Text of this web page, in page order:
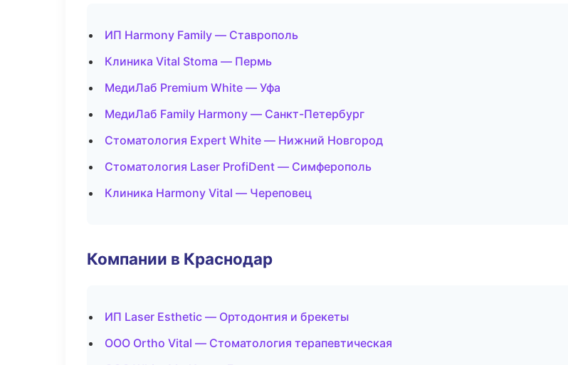
ИП Harmony Family — Ставрополь
Клиника Vital Stoma — Пермь
МедиЛаб Premium White — Уфа
МедиЛаб Family Harmony — Санкт-Петербург
Стоматология Expert White — Нижний Новгород
Стоматология Laser ProfiDent — Симферополь
Клиника Harmony Vital — Череповец
Компании в Краснодар
ИП Laser Esthetic — Ортодонтия и брекеты
ООО Ortho Vital — Стоматология терапевтическая